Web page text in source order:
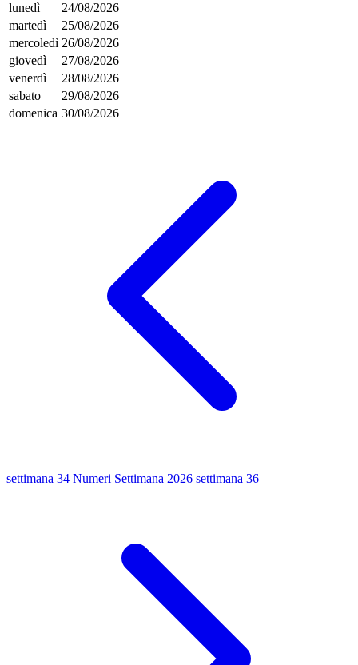
lunedì
24/08/2026
martedì
25/08/2026
mercoledì 26/08/2026
giovedì
27/08/2026
venerdì
28/08/2026
sabato
29/08/2026
domenica 30/08/2026
settimana 34 Numeri Settimana 2026 settimana 36